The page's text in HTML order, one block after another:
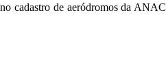
cadastro de aeródromos da ANAC